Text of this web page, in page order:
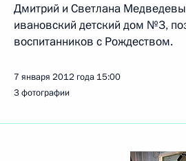
Дмитрий и Светлана Медведевы
ивановский детский дом №3,
воспитанников с Рождеством.
7 января 2012 года 15:00
3 фотографии